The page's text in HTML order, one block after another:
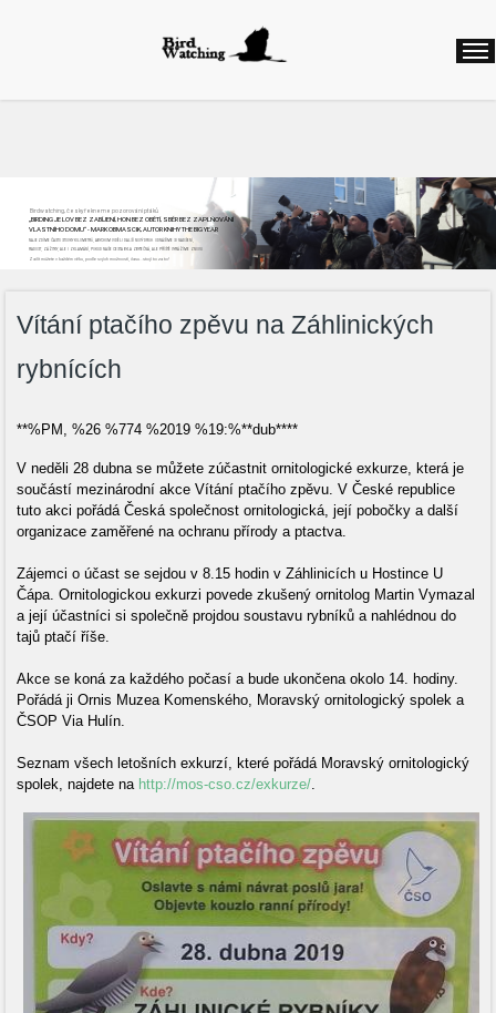
Birdwatching, česky řekneme pozorování ptáků
„BIRDING JE LOV BEZ ZABÍJENÍ, HON BEZ OBĚTÍ, SBĚR BEZ ZAPLŇOVÁNÍ
VLASTNÍHO DOMU“ - MARK OBMASCIK, AUTOR KNIHY THE BIG YEAR
NAJEZDÍME ČASTO STOVKY KILOMETRŮ, ABYCHOM VIDĚLI DALŠÍ NOVÝ DRUH. ODNÁŠÍME SI NADŠENÍ,
RADOST, ZÁŽITKY, ALE I ZKLAMÁNÍ, POKUD NAŠE CESTA BYLA ZBYTEČNÁ, ALE PŘÍŠTĚ VYRÁŽÍME ZNOVU
Začít můžete v každém věku, podle svých možností, času...stojí to za to!
Vítání ptačího zpěvu na Záhlinických
rybnících
**%PM, %26 %774 %2019 %19:%**dub****
V neděli 28 dubna se můžete zúčastnit ornitologické exkurze, která je
součástí mezinárodní akce Vítání ptačího zpěvu. V České republice
tuto akci pořádá Česká společnost ornitologická, její pobočky a další
organizace zaměřené na ochranu přírody a ptactva.
Zájemci o účast se sejdou v 8.15 hodin v Záhlinicích u Hostince U
Čápa. Ornitologickou exkurzi povede zkušený ornitolog Martin Vymazal
a její účastníci si společně projdou soustavu rybníků a nahlédnou do
tajů ptačí říše.
Akce se koná za každého počasí a bude ukončena okolo 14. hodiny.
Pořádá ji Ornis Muzea Komenského, Moravský ornitologický spolek a
ČSOP Via Hulín.
Seznam všech letošních exkurzí, které pořádá Moravský ornitologický
spolek, najdete na http://mos-cso.cz/exkurze/.